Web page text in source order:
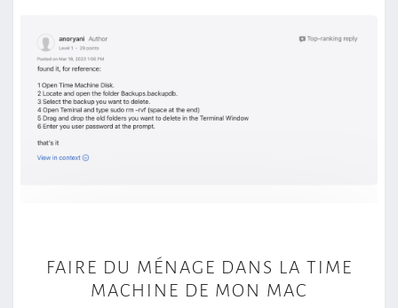
A
I
FAIRE DU MÉNAGE DANS LA TIME
MACHINE DE MON MAC